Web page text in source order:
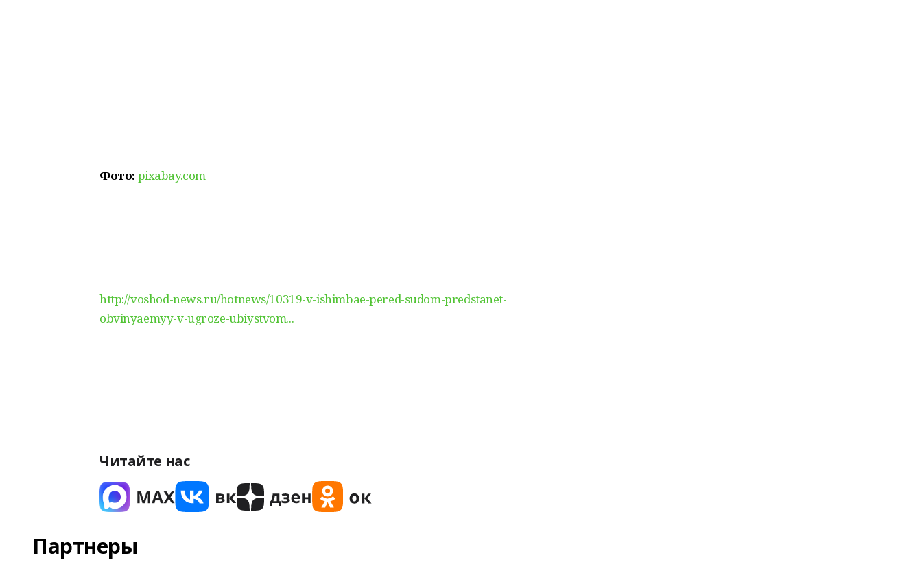
Фото: pixabay.com
http://voshod-news.ru/hotnews/10319-v-ishimbae-pered-sudom-predstanet-
obvinyaemyy-v-ugroze-ubiystvom...
Читайте нас
Партнеры